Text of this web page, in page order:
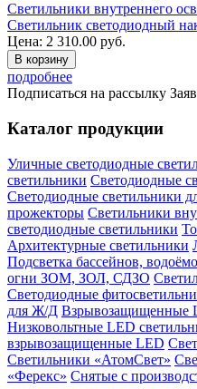
Светильники внутреннего
Светильник светодиодный
Цена: 2 310.00 руб.
В корзину
подробнее
Подписаться на рассылку
Каталог продукции
Уличные светодиодные
светильники Светодиодные
Светодиодные светильники
прожекторы Светильники
светодиодные светильники
Архитектурные светильники
Подсветка бассейнов,
огни ЗОМ, ЗОЛ, СДЗО
Светодиодные
для Ж/Д Взрывозащищенные
Низковольтные LED
взрывозащищенные LED
Светильники «АтомСвет»
«Ферекс» Снятые с